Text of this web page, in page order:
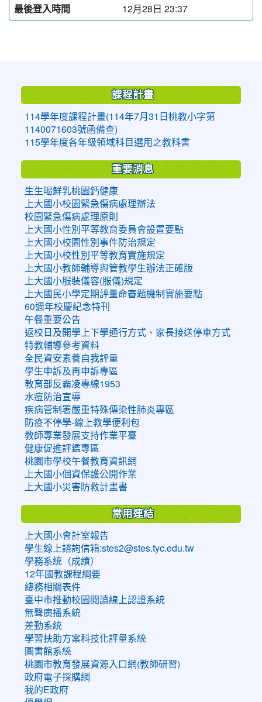
最後登入時間
12月28日 23:37
課程計畫
114學年度課程計畫(114年7月31日桃教小字第
1140071603號函備查)
115學年度各年級領域科目選用之教科書
重要消息
生生喝鮮乳桃園鈣健康
上大國小校園緊急傷病處理辦法
校園緊急傷病處理原則
上大國小性別平等教育委員會設置要點
上大國小校園性別事件防治規定
上大國小校性別平等教育實施規定
上大國小教師輔導與管教學生辦法正確版
上大國小服裝儀容(服儀)規定
上大國民小學定期評量命審題機制實施要點
60週年校慶紀念特刊
午餐重要公告
返校日及開學上下學通行方式、家長接送停車方式
特教輔導參考資料
全民資安素養自我評量
學生申訴及再申訴專區
教育部反霸凌專線1953
水痘防治宣導
疾病管制署嚴重特殊傳染性肺炎專區
防疫不停學-線上教學便利包
教師專業發展支持作業平臺
健康促進評鑑專區
桃園市學校午餐教育資訊網
上大國小個資保護公開作業
上大國小災害防救計畫書
常用連結
上大國小會計室報告
學生線上諮詢信箱:stes2@stes.tyc.edu.tw
學務系統（成績）
12年國教課程綱要
總務相關表件
臺中市推動校園閱讀線上認證系統
無聲廣播系統
差勤系統
學習扶助方案科技化評量系統
圖書館系統
桃園市教育發展資源入口網(教師研習)
政府電子採購網
我的E政府